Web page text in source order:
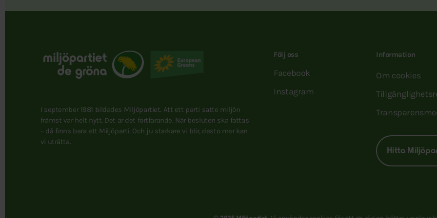
I september 1981 bildades Miljöpartiet. Att ett parti satte miljön
främst var helt nytt. Det är det fortfarande. När besluten ska fattas
– då finns bara ett Miljöparti. Och ju starkare vi blir, desto mer kan
vi uträtta.
Följ oss
Facebook
Instagram
Information
Om cookies
Hitta